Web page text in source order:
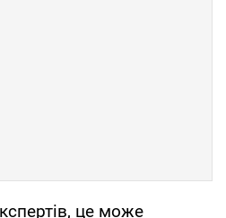
це може